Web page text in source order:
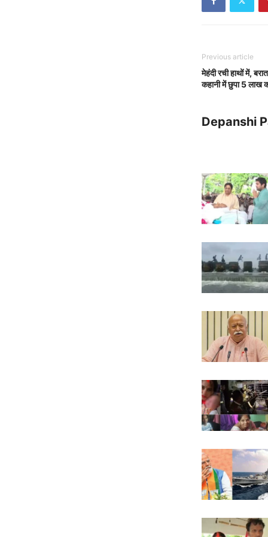
Previous article
मेहंदी रची हाथों में,
कहानी में छुपा 5 लाख
Depanshi